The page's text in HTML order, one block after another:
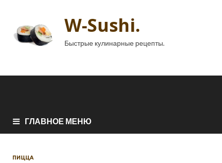
W-Sushi.
Быстрые кулинарные рецепты.
ГЛАВНОЕ МЕНЮ
ПИЦЦА